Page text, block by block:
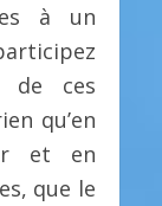
à un
de ces
qu’en
et en
que le